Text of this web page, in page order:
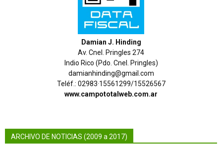
Damian J. Hinding
Av. Cnel. Pringles 274
Indio Rico (Pdo. Cnel. Pringles)
damianhinding@gmail.com
Teléf.: 02983·15561299/15526567
www.campototalweb.com.ar
ARCHIVO DE NOTICIAS (2009 a 2017)